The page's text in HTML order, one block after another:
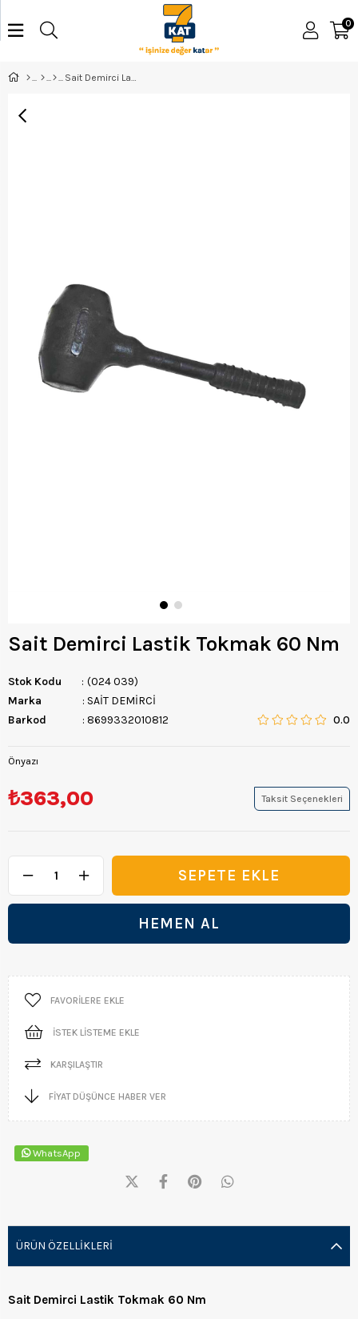
0
Sait Demirci Lastik Tokmak 60 Nm
Stok Kodu
(024 039)
Marka
: SAİT DEMİRCİ
Barkod
: 8699332010812 0.0
Önyazı
₺363,00 Taksit Seçenekleri
FAVORILERE EKLE
İSTEK LISTEME EKLE
KARŞILAŞTIR
FIYAT DÜŞÜNCE HABER VER
WhatsApp
ÜRÜN ÖZELLIKLERI
Sait Demirci Lastik Tokmak 60 Nm